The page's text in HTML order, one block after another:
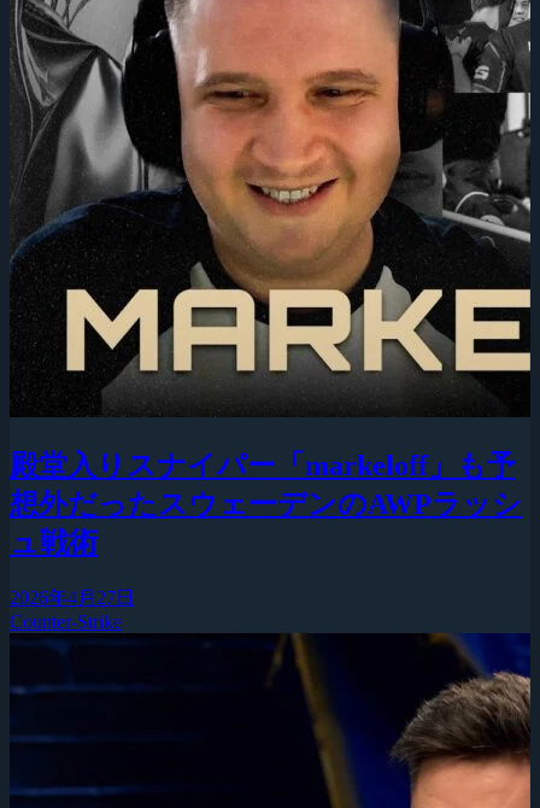
殿堂入りスナイパー「markeloff」も予
想外だったスウェーデンのAWPラッシ
ュ戦術
2026年4月27日
Counter-Strike